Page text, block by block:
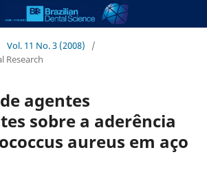
Vol. 11 No. 3 (2008)
/
Research
agentes
sobre a aderência
aureus em aço